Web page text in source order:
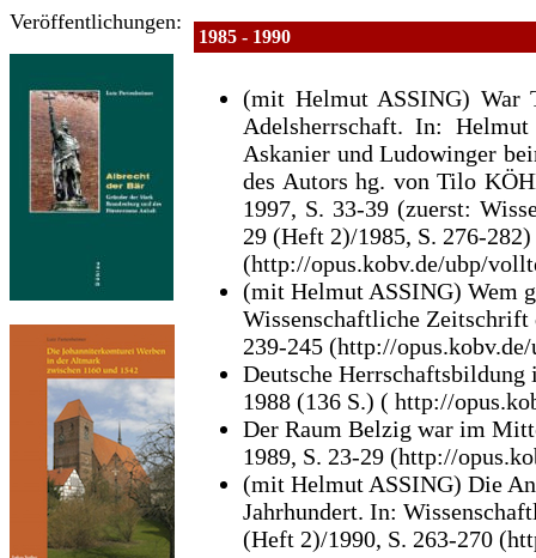
Veröffentlichungen:
1985 - 1990
(mit Helmut ASSING) War
Adelsherrschaft. In:
Askanier und Ludowinger
des Autors hg. von Tilo
1997, S. 33-39 (zuerst:
29 (Heft 2)/1985, S. 276-282)
(http://opus.kobv.de/ubp/
(mit Helmut ASSING) Wem
Wissenschaftliche Zeitschrift
239-245 (http://
Deutsche Herrschaftsbildung
1988 (136 S.) ( http://
Der Raum Belzig war im
1989, S. 23-29 (http://
(mit Helmut ASSING) Die
Jahrhundert. In:
(Heft 2)/1990, S. 263-270